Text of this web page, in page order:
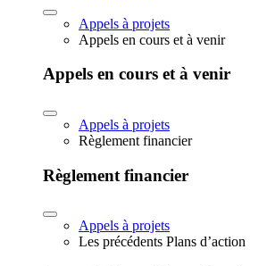
Appels à projets
Appels en cours et à venir
Appels en cours et à venir
Appels à projets
Règlement financier
Règlement financier
Appels à projets
Les précédents Plans d’action